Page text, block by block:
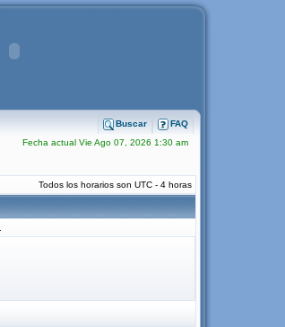
FAQ
Buscar
Fecha actual Vie Ago 07, 2026 1:30 am
Todos los horarios son UTC - 4 horas